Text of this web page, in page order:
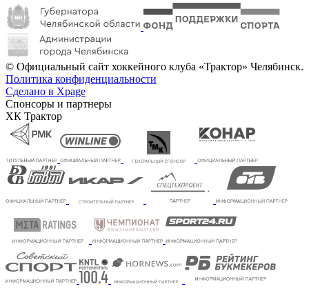
© Официальный сайт хоккейного клуба «Трактор» Челябинск.
Политика конфиденциальности
Сделано в Xpage
Спонсоры и партнеры
ХК Трактор